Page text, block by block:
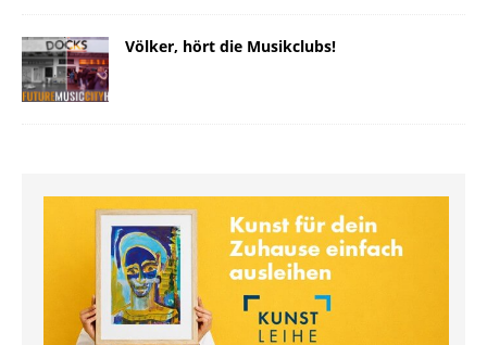
Völker, hört die Musikclubs!